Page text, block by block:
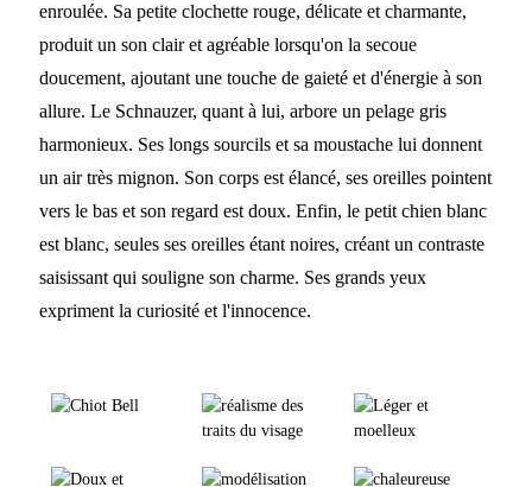
enroulée. Sa petite clochette rouge, délicate et charmante,
produit un son clair et agréable lorsqu'on la secoue
doucement, ajoutant une touche de gaieté et d'énergie à son
allure. Le Schnauzer, quant à lui, arbore un pelage gris
harmonieux. Ses longs sourcils et sa moustache lui donnent
un air très mignon. Son corps est élancé, ses oreilles pointent
vers le bas et son regard est doux. Enfin, le petit chien blanc
est blanc, seules ses oreilles étant noires, créant un contraste
saisissant qui souligne son charme. Ses grands yeux
expriment la curiosité et l'innocence.